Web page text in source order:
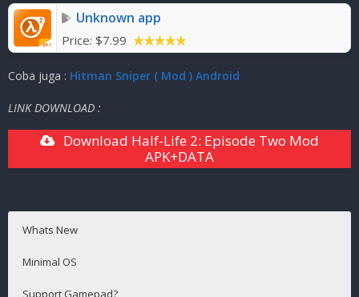
Unknown app
Price: $7.99
Coba juga : Hitman Sniper ( Mod ) Android
LINK DOWNLOAD :
Download Half-Life 2: Episode Two Mod
APK+DATA
Whats New
Minimal OS
Support Gamepad?